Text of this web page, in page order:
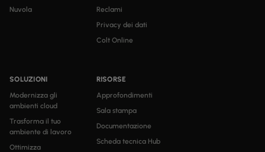
Nuvola
SOLUZIONI
Modernizza gli
ambienti cloud
Trasforma il tuo
ambiente di lavoro
Ottimizza
RISORSE
Approfondimenti
Sala stampa
Documentazione
Scheda tecnica Hub
Reclami
Privacy dei dati
Colt Online